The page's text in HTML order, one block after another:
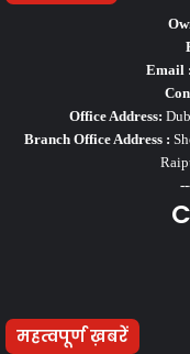
Email :
Office Address:
Branch Office Address :
महत्वपूर्ण ख़बरें